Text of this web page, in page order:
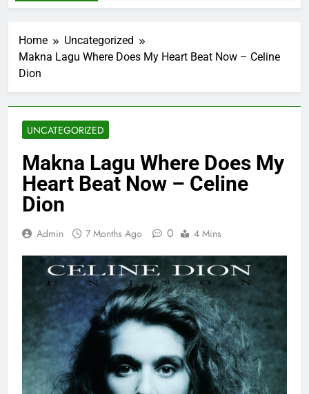
Home
Uncategorized
Makna Lagu Where Does My Heart Beat Now – Celine
Dion
UNCATEGORIZED
Makna Lagu Where Does My
Heart Beat Now – Celine
Dion
Admin 7 Months Ago 0 4 Mins